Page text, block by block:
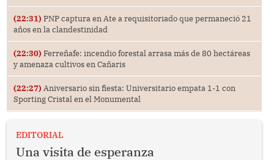
(22:31) PNP captura en Ate a requisitoriado que permaneció 21
años en la clandestinidad
(22:30) Ferreñafe: incendio forestal arrasa más de 80 hectáreas
y amenaza cultivos en Cañaris
(22:27) Aniversario sin fiesta: Universitario empata 1-1 con
Sporting Cristal en el Monumental
EDITORIAL
Una visita de esperanza